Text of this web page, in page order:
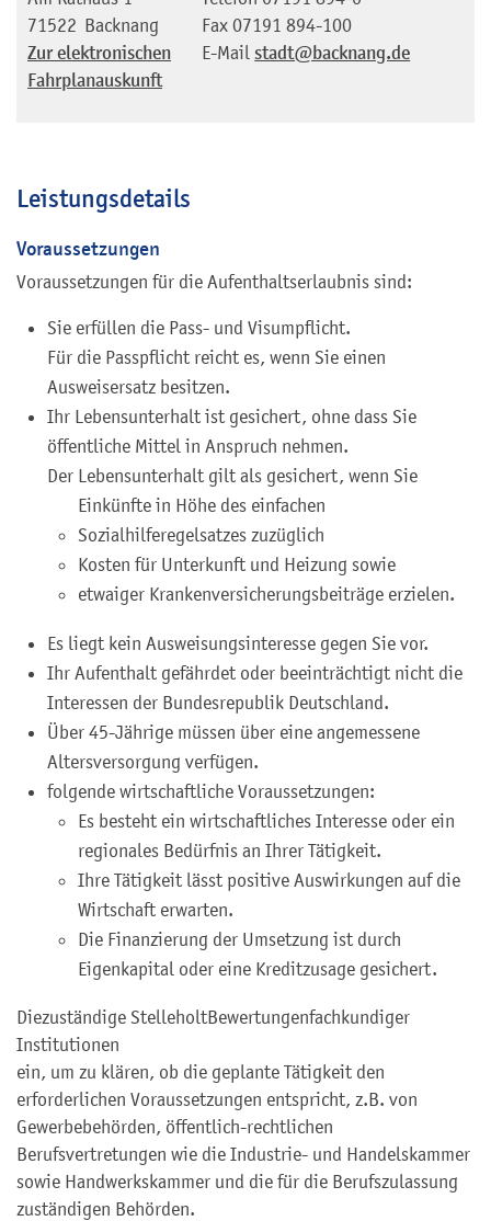
71522 Backnang
Zur elektronischen
Fahrplanauskunft
Fax 07191 894-100
E-Mail stadt@backnang.de
Leistungsdetails
Voraussetzungen
Voraussetzungen für die Aufenthaltserlaubnis sind:
Sie erfüllen die Pass- und Visumpflicht.
Für die Passpflicht reicht es, wenn Sie einen
Ausweisersatz besitzen.
Ihr Lebensunterhalt ist gesichert, ohne dass Sie
öffentliche Mittel in Anspruch nehmen.
Der Lebensunterhalt gilt als gesichert, wenn Sie
Einkünfte in Höhe des einfachen
Sozialhilferegelsatzes zuzüglich
Kosten für Unterkunft und Heizung sowie
etwaiger Krankenversicherungsbeiträge erzielen.
Es liegt kein Ausweisungsinteresse gegen Sie vor.
Ihr Aufenthalt gefährdet oder beeinträchtigt nicht die
Interessen der Bundesrepublik Deutschland.
Über 45-Jährige müssen über eine angemessene
Altersversorgung verfügen.
folgende wirtschaftliche Voraussetzungen:
Es besteht ein wirtschaftliches Interesse oder ein
regionales Bedürfnis an Ihrer Tätigkeit.
Ihre Tätigkeit lässt positive Auswirkungen auf die
Wirtschaft erwarten.
Die Finanzierung der Umsetzung ist durch
Eigenkapital oder eine Kreditzusage gesichert.
Diezuständige StelleholtBewertungenfachkundiger
Institutionen
ein, um zu klären, ob die geplante Tätigkeit den
erforderlichen Voraussetzungen entspricht, z.B. von
Gewerbebehörden, öffentlich-rechtlichen
Berufsvertretungen wie die Industrie- und Handelskammer
sowie Handwerkskammer und die für die Berufszulassung
zuständigen Behörden.